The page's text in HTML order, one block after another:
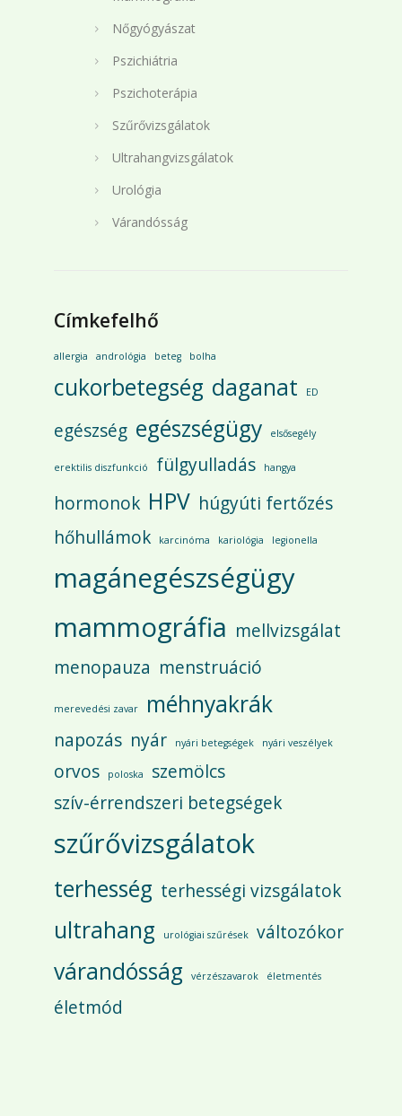
Nőgyógyászat
Pszichiátria
Pszichoterápia
Szűrővizsgálatok
Ultrahangvizsgálatok
Urológia
Várandósság
Címkefelhő
allergia andrológia beteg bolha
cukorbetegség daganat ED
egészség egészségügy elsősegély
erektilis diszfunkció fülgyulladás hangya
hormonok HPV húgyúti fertőzés
hőhullámok
karcinóma kariológia legionella
magánegészségügy
mammográfia mellvizsgálat
menopauza menstruáció
merevedési zavar méhnyakrák
napozás nyár nyári betegségek nyári veszélyek
orvos poloska
szemölcs
szív-érrendszeri betegségek
szűrővizsgálatok
terhesség terhességi vizsgálatok
ultrahang urológiai szűrések változókor
várandósság vérzészavarok életmentés
életmód